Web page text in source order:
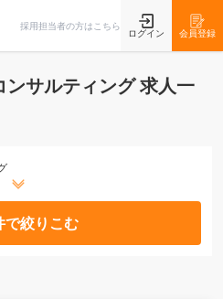
採用担当者の方はこちら
ログイン 会員登録
サルティング 求人一
で絞りこむ